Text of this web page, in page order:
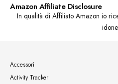
Amazon Affiliate Disclosure
In qualità di Affiliato Amazon io
Accessori
Activity Tracker